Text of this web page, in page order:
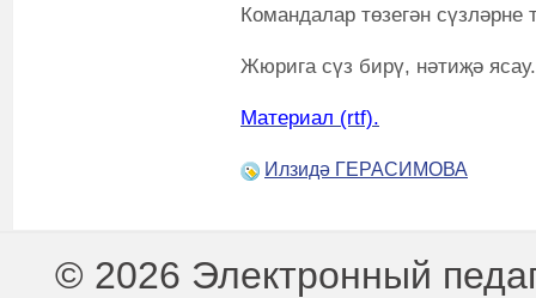
Командалар төзегән сүзләрне
Жюрига сүз бирү, нәтиҗә ясау.
Материал (rtf).
Илзидә ГЕРАСИМОВА
© 2026 Электронный